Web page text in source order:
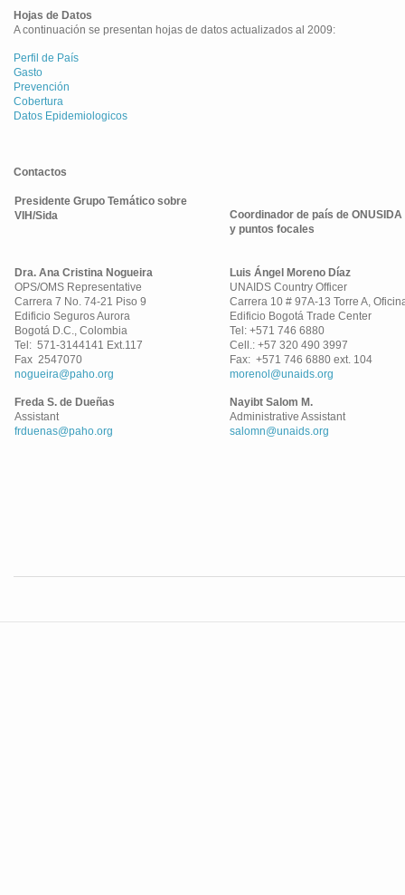
Hojas de Datos
A continuación se presentan hojas de datos actualizados al 2009:
Perfil de País
Gasto
Prevención
Cobertura
Datos Epidemiologicos
Contactos
Presidente Grupo Temático sobre
VIH/Sida
Coordinador de país de ONUSIDA
y puntos focales
Dra. Ana Cristina Nogueira
OPS/OMS Representative
Carrera 7 No. 74-21 Piso 9
Edificio Seguros Aurora
Bogotá D.C., Colombia
Tel: 571-3144141 Ext.117
Fax 2547070
nogueira@paho.org
Freda S. de Dueñas
Assistant
frduenas@paho.org
Luis Ángel Moreno Díaz
UNAIDS Country Officer
Carrera 10 # 97A-13 Torre A,
Edificio Bogotá Trade Center
Tel: +571 746 6880
Cell.: +57 320 490 3997
Fax: +571 746 6880 ext. 104
morenol@unaids.org
Nayibt Salom M.
Administrative Assistant
salomn@unaids.org